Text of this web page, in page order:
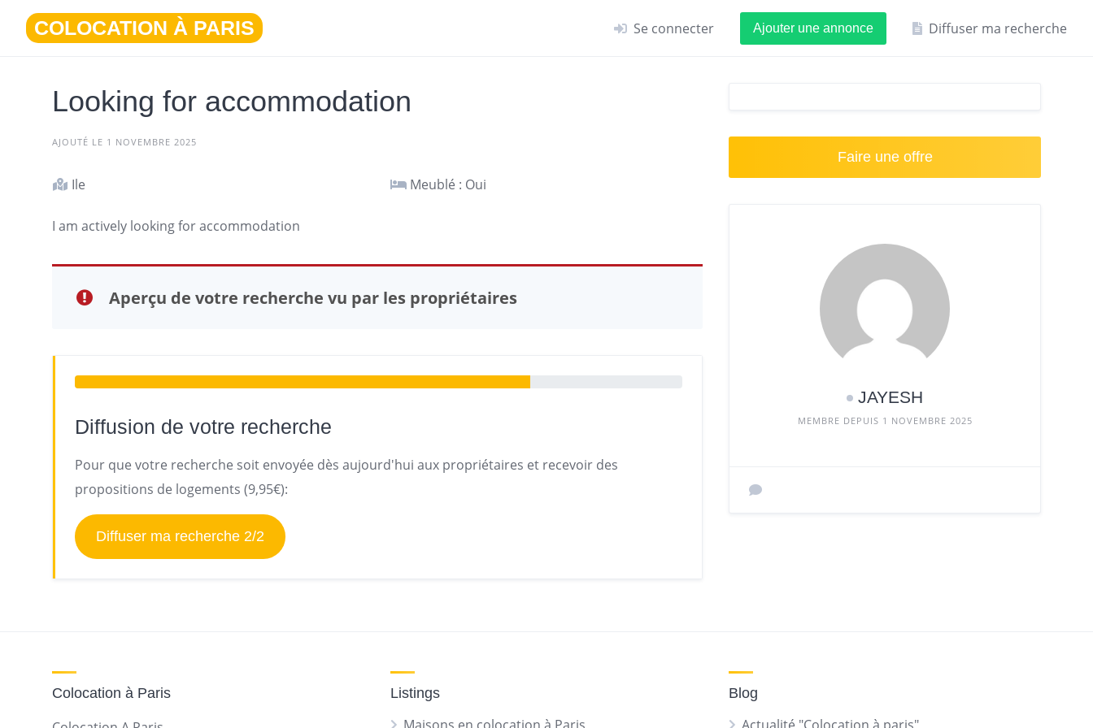
contenu
COLOCATION À PARIS Se connecter Ajouter une annonce Diffuser ma recherche
Looking for accommodation
AJOUTÉ LE 1 NOVEMBRE 2025
Ile Meublé : Oui
I am actively looking for accommodation
Aperçu de votre recherche vu par les propriétaires
Diffusion de votre recherche
Pour que votre recherche soit envoyée dès aujourd'hui aux propriétaires et recevoir des
propositions de logements (9,95€):
Diffuser ma recherche 2/2
Faire une offre
JAYESH
MEMBRE DEPUIS 1 NOVEMBRE 2025
Colocation à Paris Listings Blog